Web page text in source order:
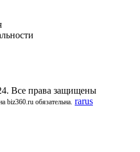
Все права защищены
biz360.ru обязательна. rarus